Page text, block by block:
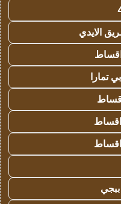
الايدي
تمارا
اقساط
اقساط